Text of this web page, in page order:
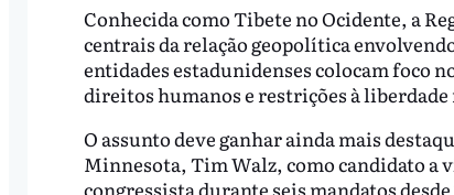
Conhecida como Tibete no Ocidente, a
centrais da relação geopolítica
entidades estadunidenses colocam foco
direitos humanos e restrições à
O assunto deve ganhar ainda mais
Minnesota, Tim Walz, como candidato a
congressista durante seis mandatos